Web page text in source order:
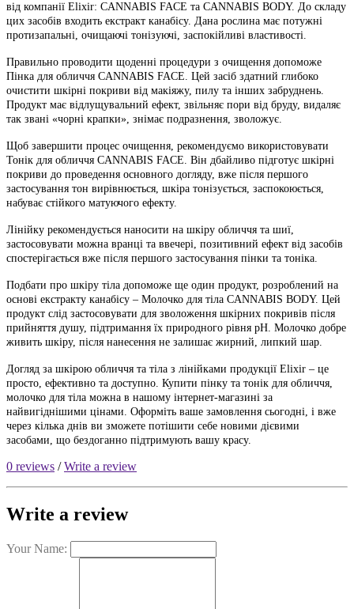
від компанії Elixir: CANNABIS FACE та CANNABIS BODY. До складу
цих засобів входить екстракт канабісу. Дана рослина має потужні
протизапальні, очищаючі тонізуючі, заспокійливі властивості.
Правильно проводити щоденні процедури з очищення допоможе
Пінка для обличчя CANNABIS FACE. Цей засіб здатний глибоко
очистити шкірні покриви від макіяжу, пилу та інших забруднень.
Продукт має відлущувальний ефект, звільняє пори від бруду, видаляє
так звані «чорні крапки», знімає подразнення, зволожує.
Щоб завершити процес очищення, рекомендуємо використовувати
Тонік для обличчя CANNABIS FACE. Він дбайливо підготує шкірні
покриви до проведення основного догляду, вже після першого
застосування тон вирівнюється, шкіра тонізується, заспокоюється,
набуває стійкого матуючого ефекту.
Лінійку рекомендується наносити на шкіру обличчя та шиї,
застосовувати можна вранці та ввечері, позитивний ефект від засобів
спостерігається вже після першого застосування пінки та тоніка.
Подбати про шкіру тіла допоможе ще один продукт, розроблений на
основі екстракту канабісу – Молочко для тіла CANNABIS BODY. Цей
продукт слід застосовувати для зволоження шкірних покривів після
прийняття душу, підтримання їх природного рівня рН. Молочко добре
живить шкіру, після нанесення не залишає жирний, липкий шар.
Догляд за шкірою обличчя та тіла з лінійками продукції Elixir – це
просто, ефективно та доступно. Купити пінку та тонік для обличчя,
молочко для тіла можна в нашому інтернет-магазині за
найвигіднішими цінами. Оформіть ваше замовлення сьогодні, і вже
через кілька днів ви зможете потішити себе новими дієвими
засобами, що бездоганно підтримують вашу красу.
0 reviews /Write a review
Write a review
Your Name: